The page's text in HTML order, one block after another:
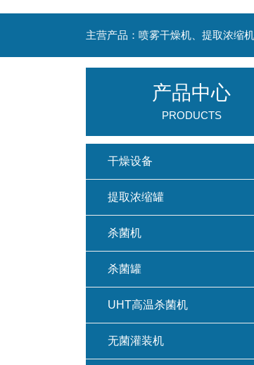
产品中心
PRODUCTS
干燥设备
提取浓缩罐
杀菌机
杀菌罐
UHT高温杀菌机
无菌灌装机